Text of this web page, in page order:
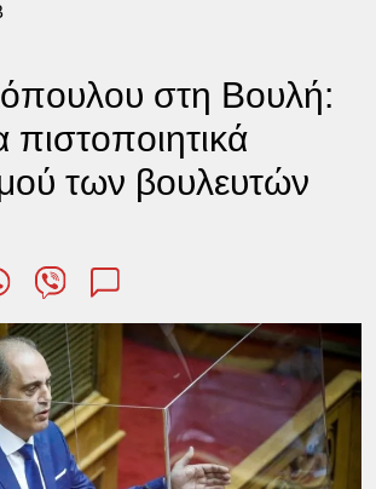
στη Βουλή:
πιστοποιητικά
των βουλευτών